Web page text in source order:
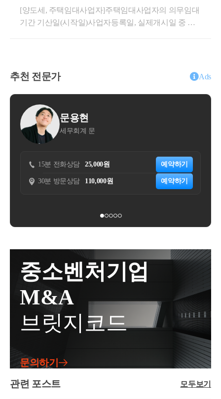
(2년 이상 보유 및 거주 등)을 충족할 것
2안이 타당합니다.1. 사실관계○ ’21.06.26. 서울 마포구
A주택 취득 계약 체결(잔금일 : ’22.2.28.)○ ’21.09.11. 1
차 임대차계약 체결 - 임대기간 : ’22.2.28. ~ ’24.2.27., 임
900백만원○ ’26.2.27. A주택 양도 예정2. 질의내용○매
하고 주택 취득과 동시에 임대차 기간이 시작되어 실
제 1년 6개월 이상을 임대한 경우, - 해당 계약이 상생
임대주택 특례의 직전임대차계약에 해당하는지 여부
당 주택의 전 소유자와체결한 임대차 계약이 직전 임
대차계약에 해당하는지 여부서면-2022-법규재산-4083
[법규과-3154]등록일자 : 2022.11.18.생산일자 : 2022.11.
차계약을 체결하여 실제 1년 6개월 이상 임대한 경우,
해당 임대차계약은 「소득세법 시행령」 제155조의3
에 따른 직전 임대차계약으로 볼 수 있는 것입니다.사
실관계○ 2020.xx.xx. A주택 취득 계약 *매도인이 임차
인으로 A주택에 거주하는 조건으로 매매계약○2021.x
x.xx. A주택 취득하면서 임차인과 임대차계약 체결, 임
대개시- 1년 6개월 이상 임대한 후인 2022.xx.xx. A주택
임차인(매도인) 사망○ 2022.xx.xx. 임차인의 상속인에
게 임대보증금 반환○ 22.xx월 이후 임대차계약 체결 예
정2. 질의내용○ 주택을 취득하면서 주택의 전 소유자
를 임차인으로 하는 임대차계약을 체결하는 경우,- 당
해 임대차계약이 소득령§155의3에 따른 직전 임대차
여 질의법인의 부가가치세 과세표준에 포함하지 아니
함상세내용1. 사실관계○신청인은 ○○웹사이트 또는 모
서비스에 대한 대가로 판매회원으로부터 음식가격 대
매회원(음식점)이 선택한 제3자 배달업체가 음식을 배
달하는 방식으로 신청인은 구매회원으로부터 배달료
를 수취하여 판매회원에게 전달] 및 Own Delivery(OD)
000원(이하 ‘구독료’)을 지불하면 당월 주문 중 건당 최
소주문금액(00,000원)이상 주문에 대해 배달료(배달형
태 불문)를 전액 할인받을 수 있는 멤버십제도를 운영
고･납부하고 있음○멤버십에 가입한 구매회원들에 대
한 배달료 할인액은 신청법인이 전액 부담, 즉 구매회
원은 배달료를 제외한 음식 대금만을 지급하고-신청인
은 VD배달료 상당액을 신청법인이 판매회원으로부터
수취하는 ○○서비스 수수료에서 차감하는 방식으로 정
산2. 질의내용○신청인이 ○○수수료에서 차감·정산하
는 방식으로 멤버십 가입 회원에게 제공한 ‘VD배달료
할인액’이 부가세법상 매출에누리로 보아, 해당 수수
료의 공급가액에서 차감할 수 있는지 여부3. 관련법령
○부가가치세법§29 (과세표준) ①재화 또는 용역의 공
급에 대한 부가가치세의 과세표준은 해당 과세기간에
제개시일 중 늦은 날)
[양도세, 주택임대사업자]주택임대사업자의 의무임대
기간 기산일(시작일)사업자등록일, 실제개시일 중 늦
적용받을 수 있습니다. 해당 세혜택을 받기 위해서는
의무임대기간을 충족해야 합니다.의무임대기간 판단
시 임대기간 기산일(시작일)부터 계산하므로 기산일
(시작일)을 파악하는 것이 아주 중요합니다. 단순히 사
업자등록일부터 기산하는 것이 아니기 때문에 잘못 판
단하시면 주택임대사업자의 세제혜택을 적용받지 못
하실 수도 있습니다.민간임대주택법과 국세 세제혜택
을 적용받기 위한 의무임대기간 기산일은 아래와 같습
니다.&lt;민감임대주택법 기산일 : ❶, ❷중 늦은 날&gt;
❶ 지자체 임대사업자등록일❷ 실제 임대개시일&lt;국
대개시일국세(양도세 등)의 세제혜택을 받기 위한 국
이상인지 등을 확인해보아야 합니다.실제 사례로, 임
대사업자 등록 이후 실제 임대개시가 늦었음에도 불구
하고 지자체 주택임대사업자 8년 자동말소가 되자마
자 임대주택을 팔고, 당연하게도 양도세 신고시 장기
보유특별공제 50%를 적용해서 신고를 했다가 양도소
득세가 추징당한 사례도 종종 있습니다. 이럴 경우 미
납세금 뿐만 아니라, 가산세까지 부담합니다.이처럼
세제혜택을 받지도 못하고, 가산세까지 부과가 될 수
있기때문에 이를 잘 알아두셨다가 적용하시면 될 것입
니다. 현재 상황이 복잡하거나 애매하시면 반드시 세
무사와 상담 후 의사결정을 하시는 것이 좋습니다.도
추천 전문가 Ads
25,000원 예약하기
110,000원 예약하기
15분 전화상담 33,000원
30분 방문상담 110,000원
중소벤처기업
M&A
브릿지코드
문의하기
관련 포스트
모두보기